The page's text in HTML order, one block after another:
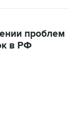
проблем
в РФ